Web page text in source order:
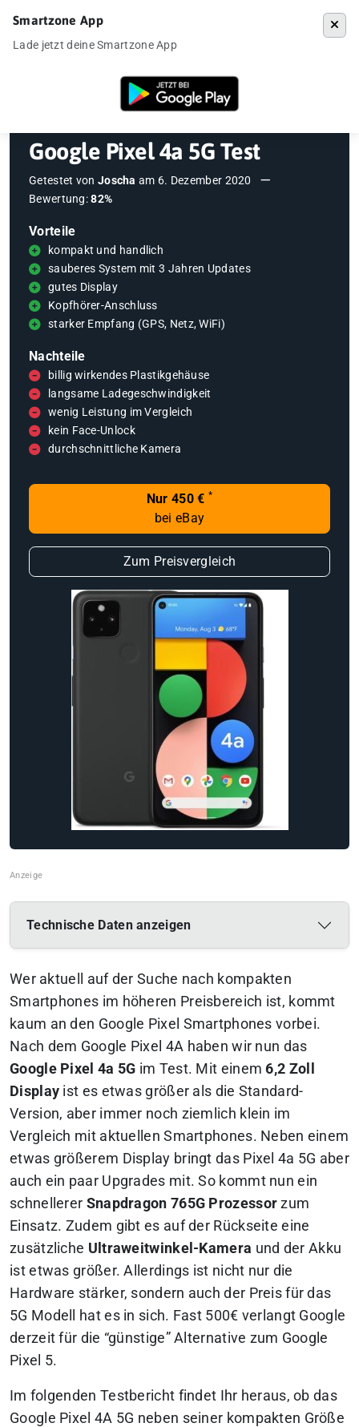
Testberichte Google Pixel 4a 5G Test
Google Pixel 4a 5G Test
Getestet von Joscha am 6. Dezember 2020
Bewertung:82%
Vorteile
kompakt und handlich
sauberes System mit 3 Jahren Updates
gutes Display
Kopfhörer-Anschluss
starker Empfang (GPS, Netz, WiFi)
Nachteile
billig wirkendes Plastikgehäuse
langsame Ladegeschwindigkeit
wenig Leistung im Vergleich
kein Face-Unlock
durchschnittliche Kamera
Nur 450 € *
bei eBay
Zum Preisvergleich
Technische Daten anzeigen
Wer aktuell auf der Suche nach kompakten
Smartphones im höheren Preisbereich ist, kommt
kaum an den Google Pixel Smartphones vorbei.
Nach dem Google Pixel 4A haben wir nun das
Google Pixel 4a 5G im Test. Mit einem6,2 Zoll
Display ist es etwas größer als die Standard-
Version, aber immer noch ziemlich klein im
Vergleich mit aktuellen Smartphones. Neben einem
etwas größerem Display bringt das Pixel 4a 5G aber
auch ein paar Upgrades mit. So kommt nun ein
schnellerer Snapdragon 765G Prozessor zum
Einsatz. Zudem gibt es auf der Rückseite eine
zusätzliche Ultraweitwinkel-Kamera und der Akku
ist etwas größer. Allerdings ist nicht nur die
Hardware stärker, sondern auch der Preis für das
5G Modell hat es in sich. Fast 500€ verlangt Google
derzeit für die “günstige” Alternative zum Google
Pixel 5.
Im folgenden Testbericht findet Ihr heraus, ob das
Google Pixel 4A 5G neben seiner kompakten Größe
Smartzone App
Lade jetzt deine Smartzone App